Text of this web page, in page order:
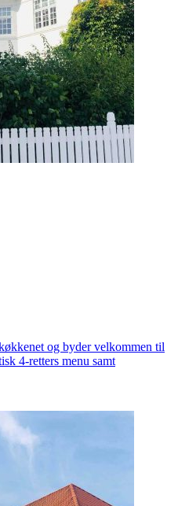
og byder velkommen til
4-retters menu samt